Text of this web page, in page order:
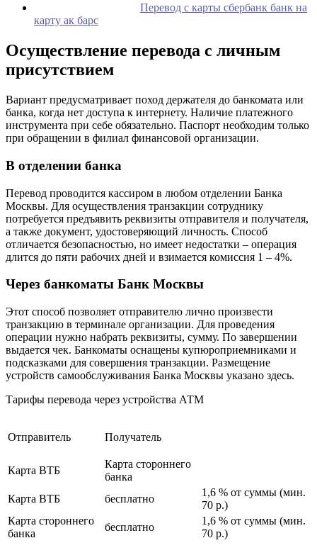
Перевод с карты сбербанк банк на
карту ак барс
Осуществление перевода с личным
присутствием
Вариант предусматривает поход держателя до банкомата или
банка, когда нет доступа к интернету. Наличие платежного
инструмента при себе обязательно. Паспорт необходим только
при обращении в филиал финансовой организации.
В отделении банка
Перевод проводится кассиром в любом отделении Банка
Москвы. Для осуществления транзакции сотруднику
потребуется предъявить реквизиты отправителя и получателя,
а также документ, удостоверяющий личность. Способ
отличается безопасностью, но имеет недостатки – операция
длится до пяти рабочих дней и взимается комиссия 1 – 4%.
Через банкоматы Банк Москвы
Этот способ позволяет отправителю лично произвести
транзакцию в терминале организации. Для проведения
операции нужно набрать реквизиты, сумму. По завершении
выдается чек. Банкоматы оснащены купюроприемниками и
подсказками для совершения транзакции. Размещение
устройств самообслуживания Банка Москвы указано здесь.
Тарифы перевода через устройства АТМ
Отправитель Получатель
Карта ВТБ
Карта стороннего
банка
Карта ВТБ
бесплатно
1,6 % от суммы (мин.
70 р.)
Карта стороннего
банка
бесплатно
1,6 % от суммы (мин.
70 р.)